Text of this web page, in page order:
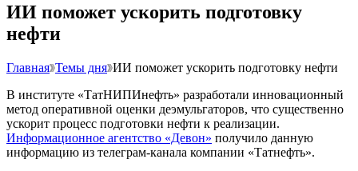
ИИ поможет ускорить подготовку
нефти
Главная Темы дня ИИ поможет ускорить подготовку нефти
В институте «ТатНИПИнефть» разработали инновационный
метод оперативной оценки деэмульгаторов, что существенно
ускорит процесс подготовки нефти к реализации.
Информационное агентство «Девон» получило данную
информацию из телеграм-канала компании «Татнефть».